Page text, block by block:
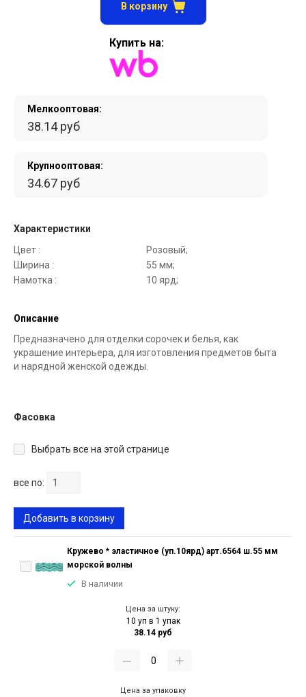
Мелкооптовая:
38.14 руб
Крупнооптовая:
34.67 руб
Характеристики
Цвет :
Розовый;
Ширина :
55 мм;
Намотка :
10 ярд;
Описание
Предназначено для отделки сорочек и белья, как
украшение интерьера, для изготовления предметов быта
и нарядной женской одежды.
В корзину
Купить на:
Фасовка
Выбрать все на этой странице
все по:
Добавить в корзину
Кружево * эластичное (уп.10ярд) арт.6564 ш.55 мм
морской волны
В наличии
Цена за штуку:
10 уп в 1 упак
38.14 руб
Цена за упаковку